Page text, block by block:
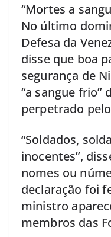
“Mortes a
No último
Defesa da
disse que boa
segurança de
“a sangue frio”
perpetrado
“Soldados,
inocentes”,
nomes ou
declaração foi
ministro
membros das